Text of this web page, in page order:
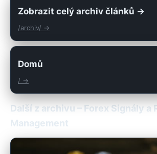
Zobrazit celý archiv článků →
/archiv/ →
Domů
/ →
Další z archivu – Forex Signály a
Management